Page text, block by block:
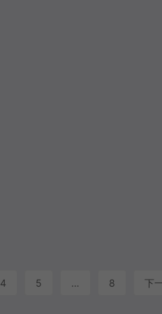
4 5 … 8 下